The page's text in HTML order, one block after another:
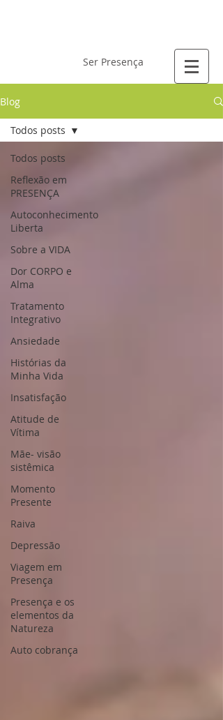
Ser Presença
Blog
Todos posts
Reflexão em
PRESENÇA
Autoconhecimento
Liberta
Sobre a VIDA
Dor CORPO e
Alma
Tratamento
Integrativo
Ansiedade
Histórias da
Minha Vida
Insatisfação
Atitude de
Vítima
Mãe- visão
sistêmica
Momento
Presente
Raiva
Depressão
Viagem em
Presença
Presença e os
elementos da
Natureza
Auto cobrança
Todos posts